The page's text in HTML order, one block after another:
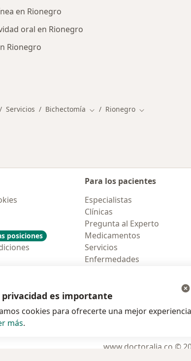
en Rionegro
oral en Rionegro
Rionegro
Servicios Bichectomía Cambiar de ciudad
Rionegro Cambiar de
posiciones
Para los pacientes
Especialistas
Clínicas
Pregunta al Experto
Medicamentos
Servicios
Enfermedades
Polska se abre en una nueva
se abre en una
www.doctoralia.co ©
privacidad es importante
cookies para ofrecerte una mejor
más.